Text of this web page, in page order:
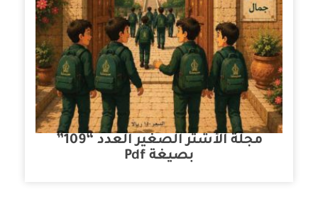
مجلة الأشتر الصغير العدد “109”
بصيغة Pdf